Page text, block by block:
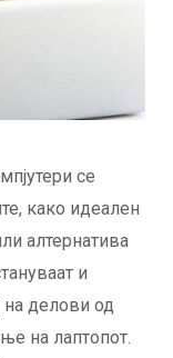
се
како идеален
алтернатива
и
на делови од
на лаптопот.